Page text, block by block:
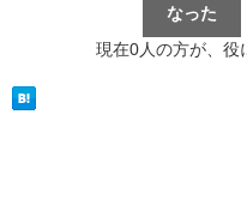
現在0人の方が、役